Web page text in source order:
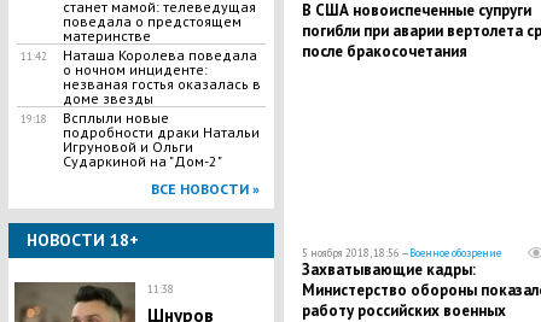
станет мамой: телеведущая
поведала о предстоящем
материнстве
11:42
Наташа Королева поведала
о ночном инциденте:
незваная гостья оказалась в
доме звезды
19:18
Всплыли новые
подробности драки Натальи
Игруновой и Ольги
Сударкиной на "Дом-2"
ВСЕ НОВОСТИ »
НОВОСТИ 18+
11:38
Шнуров
​В США новоиспеченные супруги
погибли при аварии вертолета
после бракосочетания
5 ноября 2018, 18:56 —Военное обозрение
Захватывающие кадры:
Министерство обороны
работу российских военных